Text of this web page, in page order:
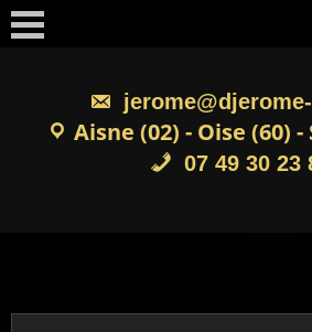
Skip
to
content
Aisne (02) - Oise (60)
07 49 30 23